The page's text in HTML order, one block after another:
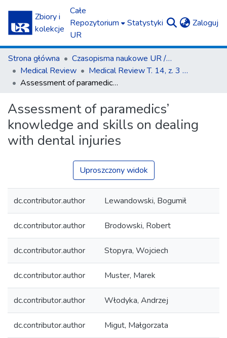
Zbiory i
kolekcje
Całe
Repozytorium
UR
Statystyki Zaloguj
Strona główna
Czasopisma naukowe UR / Scientific Journals
Medical Review
Medical Review T. 14, z. 3 (2016)
Assessment of paramedics’ knowledge and skills on dealing with dental injuries
Assessment of paramedics’
knowledge and skills on dealing
with dental injuries
Uproszczony widok
dc.contributor.author Lewandowski, Bogumił
dc.contributor.author Brodowski, Robert
dc.contributor.author Stopyra, Wojciech
dc.contributor.author Muster, Marek
dc.contributor.author Włodyka, Andrzej
dc.contributor.author Migut, Małgorzata